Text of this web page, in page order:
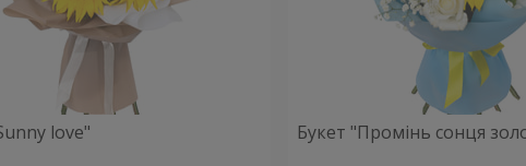
love" Букет "Промінь сонця